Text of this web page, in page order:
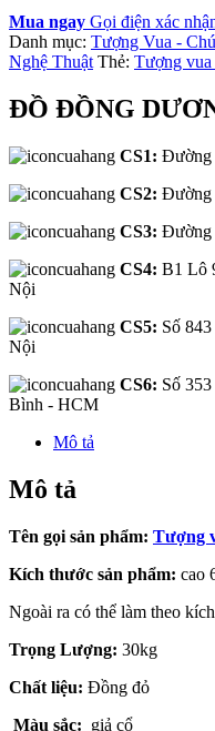
Mua ngay Gọi điện xác
Danh mục: Tượng Vua -
Nghệ Thuật Thẻ: Tượng vua
ĐỒ ĐỒNG
CS1: Đường
CS2: Đường
CS3: Đường
CS4: B1 Lô
Nội
CS5: Số
Nội
CS6: Số
Bình - HCM
Mô tả
Mô tả
Tên gọi sản phẩm: Tượng
Kích thước sản phẩm: cao
Ngoài ra có thể làm theo
Trọng Lượng: 30kg
Chất liệu: Đồng đỏ
Màu sắc: giả cổ